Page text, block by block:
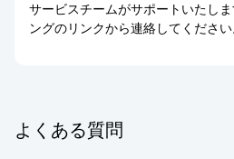
サービスチームがサポートいたし
ングのリンクから連絡してください
よくある質問